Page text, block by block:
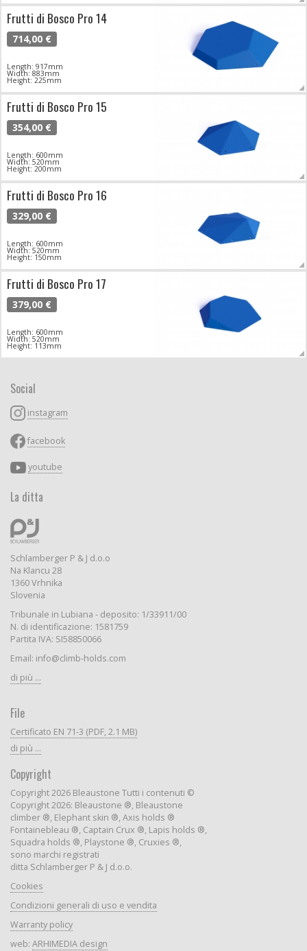
Frutti di Bosco Pro 14
714,00 €
Length: 917mm
Width: 883mm
Height: 225mm
Frutti di Bosco Pro 15
354,00 €
Length: 600mm
Width: 520mm
Height: 200mm
Frutti di Bosco Pro 16
329,00 €
Length: 600mm
Width: 520mm
Height: 150mm
Frutti di Bosco Pro 17
379,00 €
Length: 600mm
Width: 520mm
Height: 113mm
Social
instagram
facebook
youtube
La ditta
Schlamberger P & J d.o.o
Na Klancu 28
1360 Vrhnika
Slovenia
Tribunale in Lubiana - deposito: 1/33911/00
N. di identificazione: 1581759
Partita IVA: SI58850066
Email: info@climb-holds.com
di più ...
File
Certificato EN 71-3 (PDF, 2.1 MB)
di più ...
Copyright
Copyright 2026 Bleaustone Tutti i contenuti ©
Copyright 2026: Bleaustone ®, Bleaustone
climber ®, Elephant skin ®, Axis holds ®
Fontainebleau ®, Captain Crux ®, Lapis holds ®,
Squadra holds ®, Playstone ®, Cruxies ®,
sono marchi registrati
ditta Schlamberger P & J d.o.o.
Cookies
Condizioni generali di uso e vendita
Warranty policy
web: ARHIMEDIA design